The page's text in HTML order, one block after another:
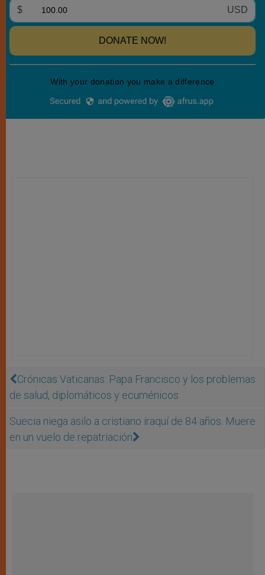
Crónicas Vaticanas: Papa Francisco y los problemas
de salud, diplomáticos y ecuménicos
Suecia niega asilo a cristiano iraquí de 84 años. Muere
en un vuelo de repatriación